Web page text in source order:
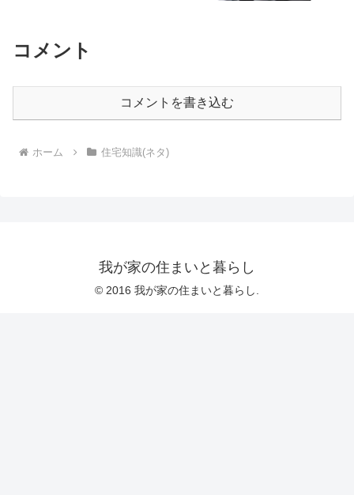
コメント
コメントを書き込む
ホーム 住宅知識(ネタ)
我が家の住まいと暮らし
© 2016 我が家の住まいと暮らし.